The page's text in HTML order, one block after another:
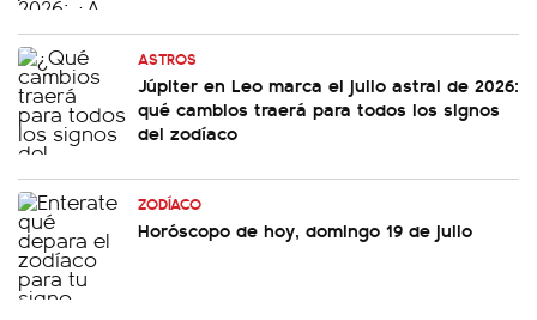
ASTROS
Júpiter en Leo marca el julio astral de 2026:
qué cambios traerá para todos los signos
del zodíaco
ZODÍACO
Horóscopo de hoy, domingo 19 de julio